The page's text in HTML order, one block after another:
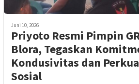
Juni 10, 2026
Priyoto Resmi Pimpin
Blora, Tegaskan
Kondusivitas dan
Sosial